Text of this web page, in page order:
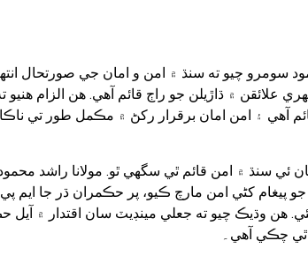
سومرو چيو ته سنڌ ۾ امن و امان جي صورتحال
۾ ڌاڙيلن جو راڄ قائم آهي. هن الزام هنيو
آهي ۽ امن امان برقرار رکڻ ۾ مڪمل طور تي
ئي سنڌ ۾ امن قائم ٿي سگهي ٿو. مولانا راشد
کڻي امن مارچ ڪيو، پر حڪمران ڌر جا ايم پي
ٿئي. هن وڌيڪ چيو ته جعلي مينڊيٽ سان اقتدار ۾
چڪي آهي۔